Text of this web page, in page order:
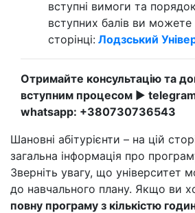
вступні вимоги та
вступних балів ви можете
сторінці: Лодзський
Отримайте консультацію та
вступним процесом ►
whatsapp: +380730736543
Шановні абітурієнти – на цій
загальна інформація про
Зверніть увагу, що університет
до навчального плану. Якщо ви
повну програму з кількістю